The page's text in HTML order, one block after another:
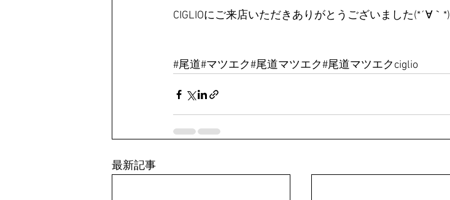
CIGLIOにご来店いただきありがとうございました(*´∀｀*)
#尾道#マツエク#尾道マツエク#尾道マツエクciglio
最新記事